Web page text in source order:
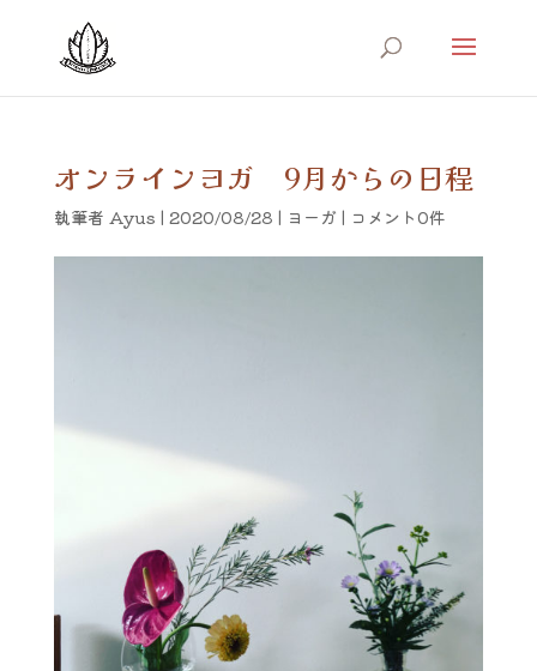
オンラインヨガ 9月からの日程
執筆者 Ayus | 2020/08/28 | ヨーガ | コメント0件